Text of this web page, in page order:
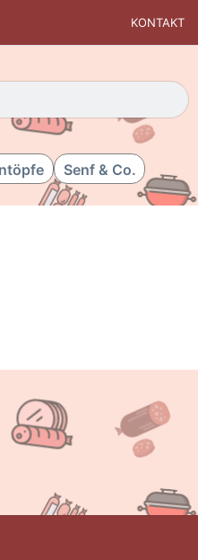
KONTAKT
automatisch erste
Senf & Co.